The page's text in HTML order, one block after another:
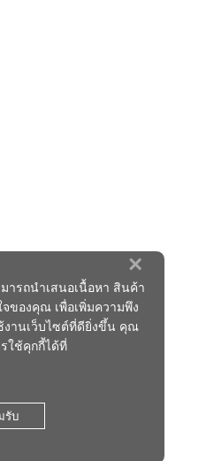
×
ารถนำเสนอเนื้อหา สินค้า
ของคุณ เพื่อเพิ่มความพึง
งานเว็บไซต์ที่ดียิ่งขึ้น คุณ
ใช้คุกกี้ได้ที่
รับ